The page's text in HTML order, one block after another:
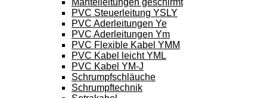
PVC Steuerleitung YSLY
PVC Aderleitungen Ye
PVC Aderleitungen Ym
PVC Flexible Kabel YMM
PVC Kabel leicht YML
PVC Kabel YM-J
Schrumpfschläuche
Schrumpftechnik